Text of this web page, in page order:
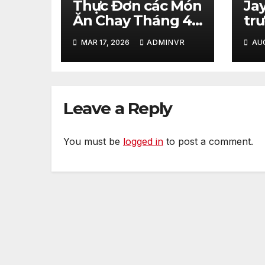
Thực Đơn các Món
Ăn Chay Tháng 4
của Chùa – April
2026 – Vegetarian
Food Menu at Hue
MAR 17, 2026 ADMINVR
tiểu
Leave a Reply
You must be logged in to post a comment.